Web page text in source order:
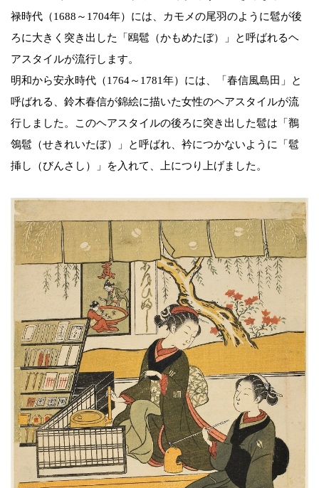
禄時代（1688～1704年）には、カモメの尾羽のように髱が後
ろに大きく突き出した「鴎髱（かもめたぼ）」と呼ばれるヘ
アスタイルが流行します。
明和から安永時代（1764～1781年）には、「春信風島田」と
呼ばれる、鈴木春信が錦絵に描いた女性のヘアスタイルが流
行しました。このヘアスタイルの後ろに突き出した髱は「鶺
鴒髱（せきれいたぼ）」と呼ばれ、衿につかないように「髱
挿し（びんさし）」を入れて、上につり上げました。